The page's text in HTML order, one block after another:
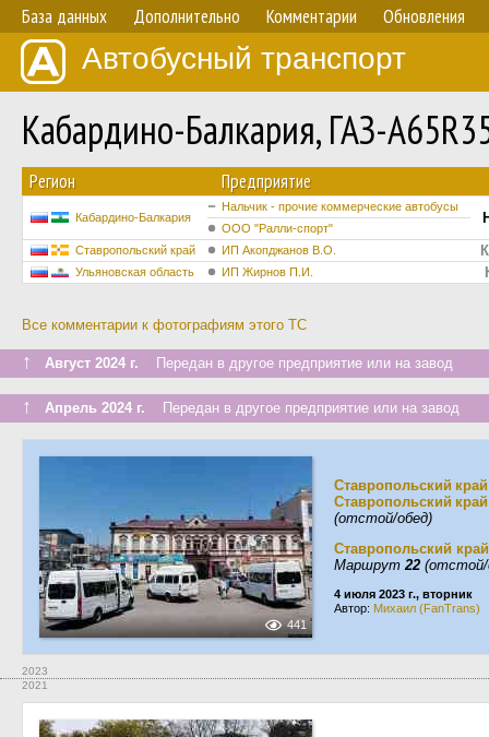
База данных Дополнительно Комментарии Обновления
Автобусный транспорт
Кабардино-Балкария, ГАЗ-
Регион Предприятие
Кабардино-Балкария
Нальчик - прочие коммерческие автобусы
ООО "Ралли-спорт"
Ставропольский край
ИП Акопджанов В.О.
Ульяновская область ИП Жирнов П.И.
Все комментарии к фотографиям этого ТС
↑ Август 2024 г. Передан в другое предприятие или на завод
↑ Апрель 2024 г. Передан в другое предприятие или на завод
441
Ставропольский край
Ставропольский край
(отстой/обед)
Ставропольский край
Маршрут22 (отстой/
4 июля 2023 г., вторник
Автор: Михаил (FanTrans)
2023
2021